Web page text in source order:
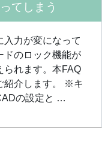
てしまう
入力が変になって
ドのロック機能が
られます。本FAQ
紹介します。 ※キ
の設定と …